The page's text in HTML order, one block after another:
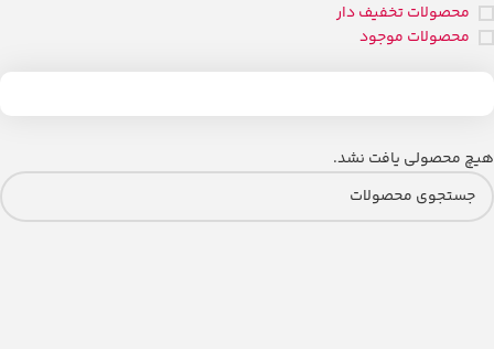
محصولات تخفیف دار
محصولات موجود
هیچ محصولی یافت نشد.